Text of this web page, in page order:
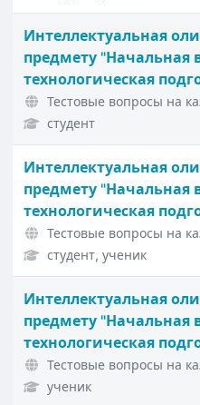
Интеллектуальная
предмету "Начальная
технологическая
Тестовые вопросы на
студент
Интеллектуальная
предмету "Начальная
технологическая
Тестовые вопросы на
студент, ученик
Интеллектуальная
предмету "Начальная
технологическая
Тестовые вопросы на
ученик